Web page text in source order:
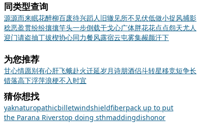
同类型查询
源源而来眠花醉柳百废待兴蹈人旧辙见所不见伏低做小捉风捕影
稔恶盈贯纷纷攘攘竿头一步倒载干戈心广体胖花花点点怨天尤人
迎门请盗抽丁拔楔协心同力餐风露宿云屯雾集赧颜汗下
为您推荐
甘心情愿别有心肝飞蛾赴火迁延岁月诗朋酒侣斗转星移竞短争长
错落高下浮萍浪梗不入时宜
猜你想找
yaknaturopathicbilletwindshieldfiberpack up to put
the Parana Riverstop doing sthmaddingdishonor